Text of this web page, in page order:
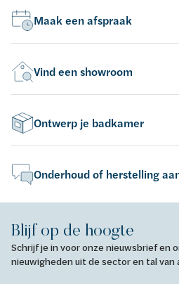
Maak een afspraak
Vind een showroom
Ontwerp je badkamer
Onderhoud of herstelling
Blijf op de hoogte
Schrijf je in voor onze nieuwsbrief en
nieuwigheden uit de sector en tal van